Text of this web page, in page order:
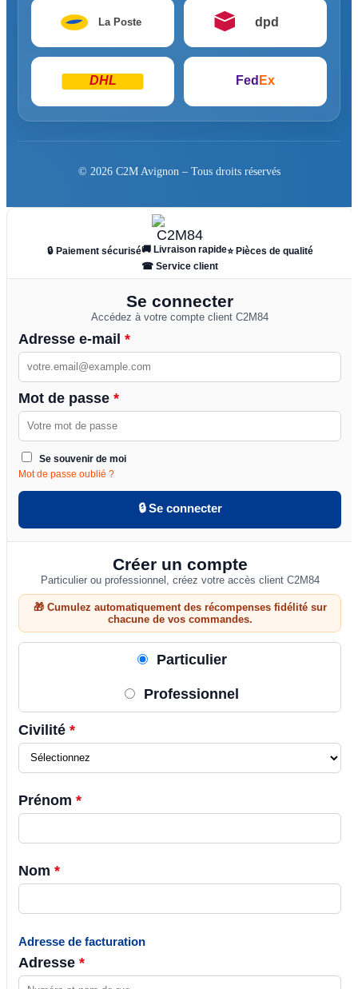
La Poste dpd
DHL Fed Ex
© 2026 C2M Avignon – Tous droits réservés
🔒 Paiement sécurisé🚚 Livraison rapide⭐ Pièces de qualité
☎ Service client
Se connecter
Accédez à votre compte client C2M84
Adresse e-mail *
Mot de passe *
Se souvenir de moi
Mot de passe oublié ?
🔒 Se connecter
Créer un compte
Particulier ou professionnel, créez votre accès client C2M84
🎁 Cumulez automatiquement des récompenses fidélité sur
chacune de vos commandes.
Particulier
Professionnel
Civilité *
Prénom *
Nom *
Adresse de facturation
Adresse *